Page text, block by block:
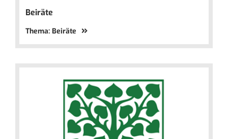
Beiräte
Thema: Beiräte